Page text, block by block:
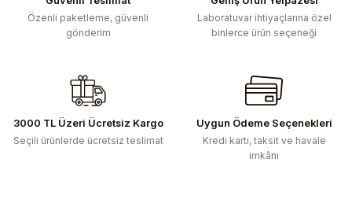
Özenli paketleme, güvenli
gönderim
Laboratuvar ihtiyaçlarına özel
binlerce ürün seçeneği
3000 TL Üzeri Ücretsiz Kargo
Seçili ürünlerde ücretsiz teslimat
Uygun Ödeme Seçenekleri
Kredi kartı, taksit ve havale
imkânı